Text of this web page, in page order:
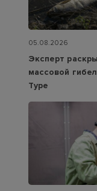
05.08.2026
Эксперт
массовой
Туре